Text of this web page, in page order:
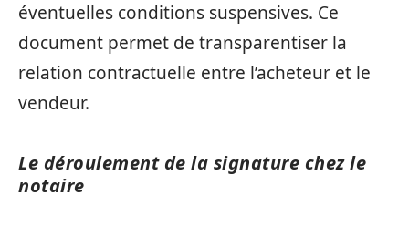
éventuelles conditions suspensives. Ce
document permet de transparentiser la
relation contractuelle entre l’acheteur et le
vendeur.
Le déroulement de la signature chez le
notaire